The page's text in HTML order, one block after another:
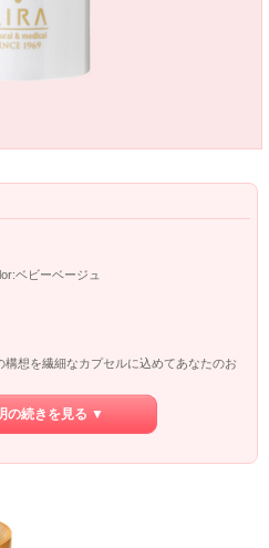
ベビーベージュ
想を繊細なカプセルに込めてあなたのお
時間をかけてゆっくりお肌に溶け出しま
も抑えます。
りしている感じがします。
の続きを見る ▼